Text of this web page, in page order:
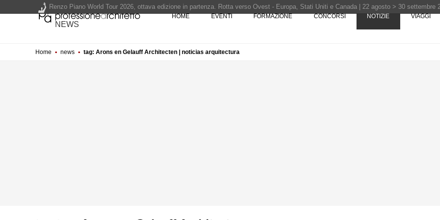
NEWS
HOME EVENTI FORMAZIONE CONCORSI NOTIZIE VIAGGI
Home ▪ news ▪ tag: Arons en Gelauff Architecten | noticias arquitectura
Renzo Piano World Tour 2026, ottava edizione in partenza. Rotta verso Ovest - Europa, Stati Uniti e Canada | 22 agosto > 30 settembre
200 manifesti per i 200 anni di Carlo Collodi, creatore di Pinocchio - Call di grafica promossa dal Museo MAGMA per la realizzazione di